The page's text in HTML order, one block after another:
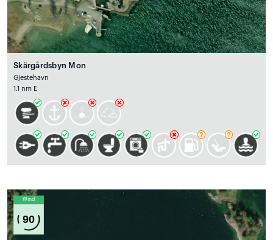
Skärgårdsbyn Mon
Gjestehavn
1.1 nm E
Wind
90